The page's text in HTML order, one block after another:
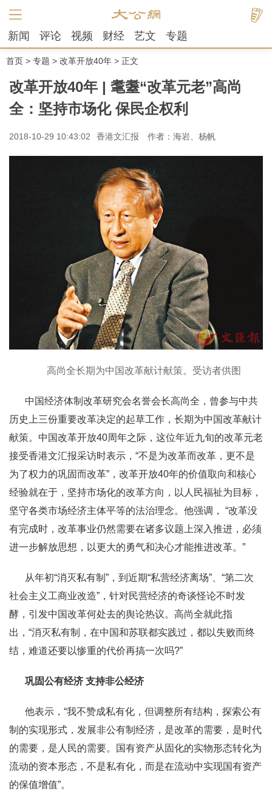
新闻 评论 视频 财经 艺文 专题
首页 > 专题 > 改革开放40年 > 正文
改革开放40年 | 耄耋“改革元老”高尚
全：坚持市场化 保民企权利
2018-10-29 10:43:02 香港文汇报 作者：海岩、杨帆
高尚全长期为中国改革献计献策。受访者供图
中国经济体制改革研究会名誉会长高尚全，曾参与中共
历史上三份重要改革决定的起草工作，长期为中国改革献计
献策。中国改革开放40周年之际，这位年近九旬的改革元老
接受香港文汇报采访时表示，“不是为改革而改革，更不是
为了权力的巩固而改革”，改革开放40年的价值取向和核心
经验就在于，坚持市场化的改革方向，以人民福祉为目标，
坚守各类市场经济主体平等的法治理念。他强调， “改革没
有完成时，改革事业仍然需要在诸多议题上深入推进，必须
进一步解放思想，以更大的勇气和决心才能推进改革。”
从年初“消灭私有制”，到近期“私营经济离场”、“第二次
社会主义工商业改造”，针对民营经济的奇谈怪论不时发
酵，引发中国改革何处去的舆论热议。高尚全就此指
出，“消灭私有制，在中国和苏联都实践过，都以失败而终
结，难道还要以惨重的代价再搞一次吗?”
巩固公有经济 支持非公经济
他表示，“我不赞成私有化，但调整所有结构，探索公有
制的实现形式，发展非公有制经济，是改革的需要，是时代
的需要，是人民的需要。国有资产从固化的实物形态转化为
流动的资本形态，不是私有化，而是在流动中实现国有资产
的保值增值”。